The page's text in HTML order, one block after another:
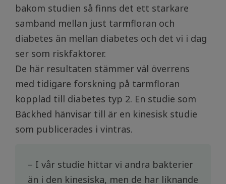
bakom studien så finns det ett starkare
samband mellan just tarmfloran och
diabetes än mellan diabetes och det vi i dag
ser som riskfaktorer.
De här resultaten stämmer väl överrens
med tidigare forskning på tarmfloran
kopplad till diabetes typ 2. En studie som
Bäckhed hänvisar till är en kinesisk studie
som publicerades i vintras.
– I vår studie hittar vi andra bakterier
än i den kinesiska, men de har liknande